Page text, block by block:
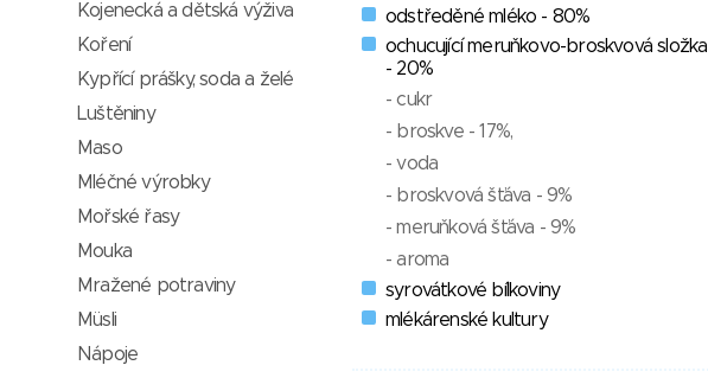
odstředěné mléko - 80%
ochucující meruňkovo-broskvová složka
- 20%
- cukr
- broskve - 17%,
- voda
- broskvová šťáva - 9%
- meruňková šťáva - 9%
- aroma
syrovátkové bílkoviny
mlékárenské kultury
Kojenecká a dětská výživa
Koření
Kypřící prášky, soda a želé
Luštěniny
Maso
Mléčné výrobky
Mořské řasy
Mouka
Mražené potraviny
Müsli
Nápoje